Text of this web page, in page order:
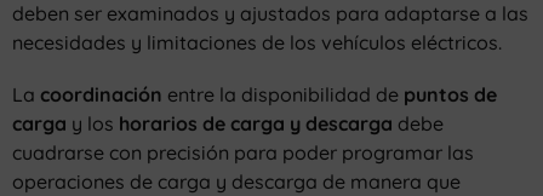
deben ser examinados y ajustados para adaptarse a las
necesidades y limitaciones de los vehículos eléctricos.
La coordinación entre la disponibilidad de puntos de
carga y los horarios de carga y descarga debe
cuadrarse con precisión para poder programar las
operaciones de carga y descarga de manera que